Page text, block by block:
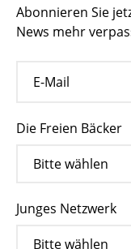
Abonnieren Sie
News mehr
Die Freien Bäcker
Junges Netzwerk